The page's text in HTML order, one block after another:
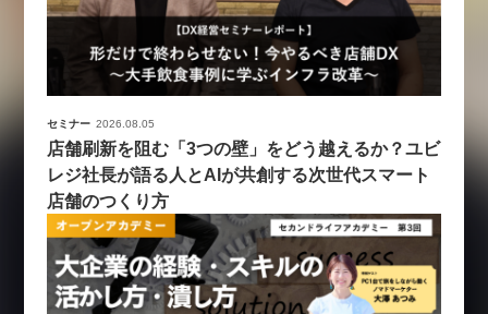
セミナー 2026.08.05
店舗刷新を阻む「3つの壁」をどう越えるか？ユビ
レジ社長が語る人とAIが共創する次世代スマート
店舗のつくり方